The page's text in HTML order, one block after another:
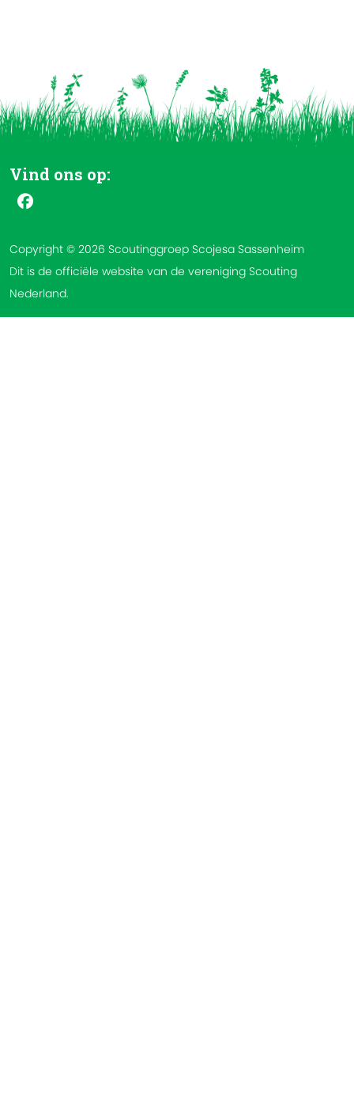
Vind ons op:
Copyright © 2026 Scoutinggroep Scojesa Sassenheim
Dit is de officiële website van de vereniging Scouting
Nederland.